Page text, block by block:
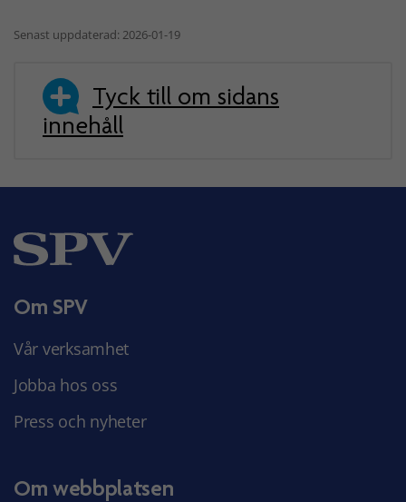
Senast uppdaterad: 2026-01-19
Tyck till om sidans
innehåll
Om SPV
Vår verksamhet
Jobba hos oss
Press och nyheter
Om webbplatsen